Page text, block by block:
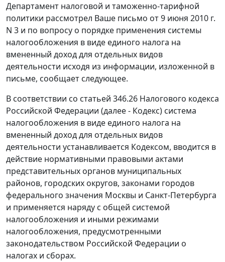
Департамент налоговой и таможенно-тарифной
политики рассмотрел Ваше письмо от 9 июня 2010 г.
N 3 и по вопросу о порядке применения системы
налогообложения в виде единого налога на
вмененный доход для отдельных видов
деятельности исходя из информации, изложенной в
письме, сообщает следующее.
В соответствии со статьей 346.26 Налогового кодекса
Российской Федерации (далее - Кодекс) система
налогообложения в виде единого налога на
вмененный доход для отдельных видов
деятельности устанавливается Кодексом, вводится в
действие нормативными правовыми актами
представительных органов муниципальных
районов, городских округов, законами городов
федерального значения Москвы и Санкт-Петербурга
и применяется наряду с общей системой
налогообложения и иными режимами
налогообложения, предусмотренными
законодательством Российской Федерации о
налогах и сборах.